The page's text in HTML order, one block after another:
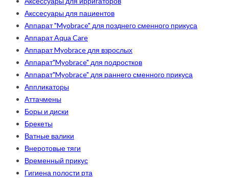
Акссесуары для пациентов
Аппарат "Myobrace" для позднего сменного прикуса
Аппарат Aqua Care
Аппарат Myobrace для взрослых
Аппарат"Myobrace" для подростков
Аппарат"Myobrace" для раннего сменного прикуса
Аппликаторы
Аттачмены
Боры и диски
Брекеты
Ватные валики
Внеротовые тяги
Временный прикус
Гигиена полости рта